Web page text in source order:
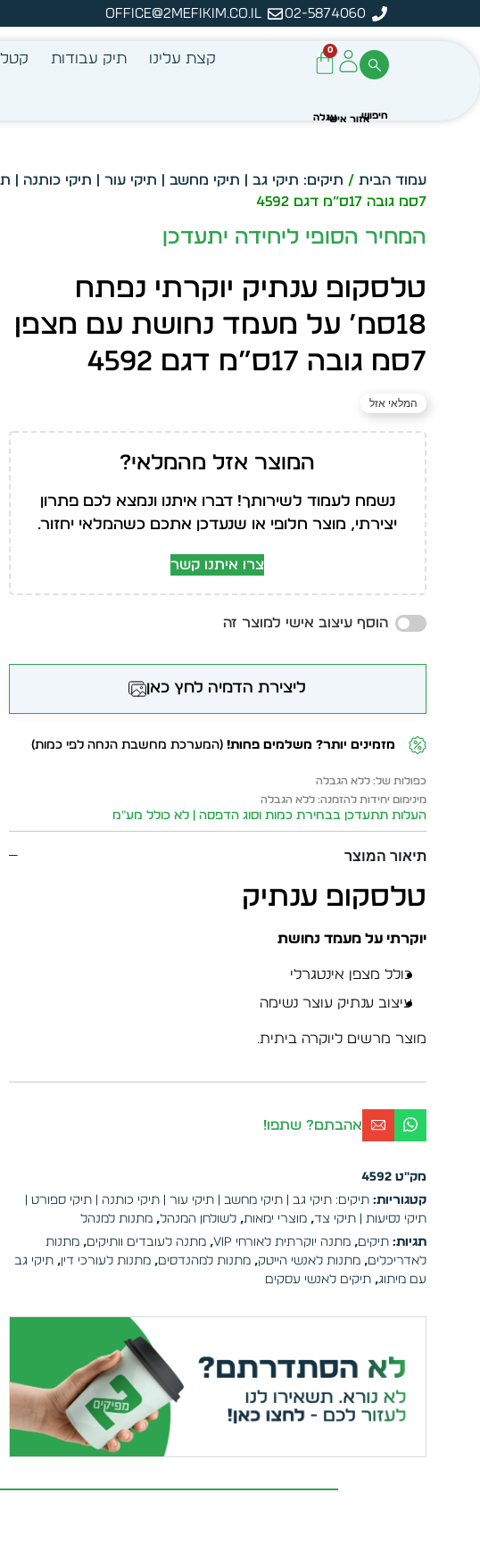
02-5874060
office@2mefikim.co.il
מיידית מתוך מלאי קיים
עצב בעצמך -
0
קצת עלינו תיק עבודות
עמוד הבית / תיקים: תיקי גב | תיקי מחשב | תיקי עור | תיקי כותנה |
7סמ גובה 17ס”מ דגם 4592
טלסקופ ענתיק יוקרתי נפתח
18סמ’ על מעמד נחושת עם מצפן
7סמ גובה 17ס”מ דגם 4592
המלאי אזל
המוצר אזל מהמלאי?
נשמח לעמוד לשירותך! דברו איתנו ונמצא לכם פתרון
יצירתי, מוצר חלופי או שנעדכן אתכם כשהמלאי יחזור.
צרו איתנו קשר
הוסף עיצוב אישי למוצר זה
ליצירת הדמיה לחץ כאן
מזמינים יותר? משלמים פחות! (המערכת מחשבת הנחה לפי כמות)
כפולות של: ללא הגבלה
מינימום יחידות להזמנה: ללא הגבלה
המחיר הסופי ליחידה יתעדכן
העלות תתעדכן בבחירת כמות וסוג הדפסה | לא כולל מע״מ
תיאור המוצר
טלסקופ ענתיק
יוקרתי על מעמד נחושת
כולל מצפן אינטגרלי
עיצוב ענתיק עוצר נשימה
מוצר מרשים ליוקרה ביתית.
אהבתם? שתפו!
מק"ט4592
קטגוריות: תיקים: תיקי גב | תיקי מחשב | תיקי עור | תיקי כותנה | תיקי ספורט |
תיקי נסיעות | תיקי צד,מוצרי ימאות,לשולחן המנהל,מתנות למנהל
תגיות: תיקים,מתנה יוקרתית לאורחי VIP ,מתנה לעובדים וותיקים,מתנות
לאדריכלים,מתנות לאנשי הייטק,מתנות למהנדסים,מתנות לעורכי דין,תיקי גב
עם מיתוג,תיקים לאנשי עסקים